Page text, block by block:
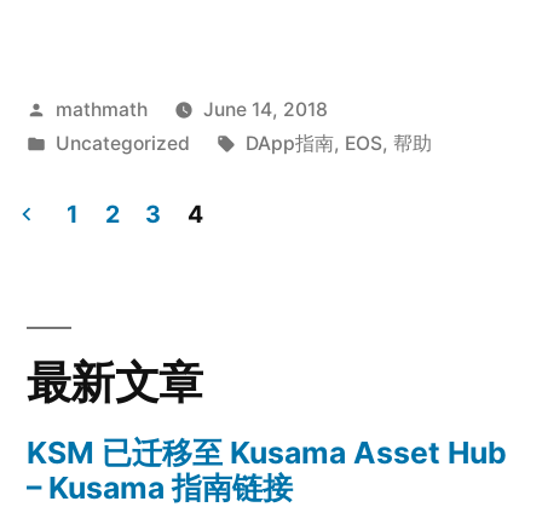
Posted
by
mathmath
June 14, 2018
Posted
Uncategorized Tags:
DApp指南, EOS, 帮助
navigation
1 2 3 4
最新文章
KSM 已迁移至 Kusama Asset Hub
– Kusama 指南链接